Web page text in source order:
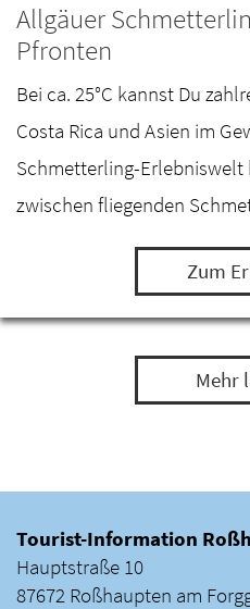
Allgäuer
Pfronten
Bei ca. 25°C kannst Du
Costa Rica und Asien im
Schmetterling-Erlebniswelt
zwischen fliegenden
einem Leguan,
Zum
Mehr
Tourist-Information
Hauptstraße 10
87672 Roßhaupten am